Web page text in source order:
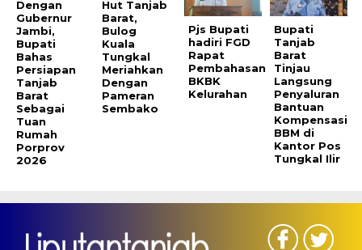
Dengan
Gubernur
Jambi,
Bupati
Bahas
Persiapan
Tanjab
Barat
Sebagai
Tuan
Rumah
Porprov
2026
Hut Tanjab
Barat,
Bulog
Kuala
Tungkal
Meriahkan
Dengan
Pameran
Sembako
Pjs Bupati
hadiri FGD
Rapat
Pembahasan
BKBK
Kelurahan
Bupati
Tanjab
Barat
Tinjau
Langsung
Penyaluran
Bantuan
Kompensasi
BBM di
Kantor Pos
Tungkal Ilir